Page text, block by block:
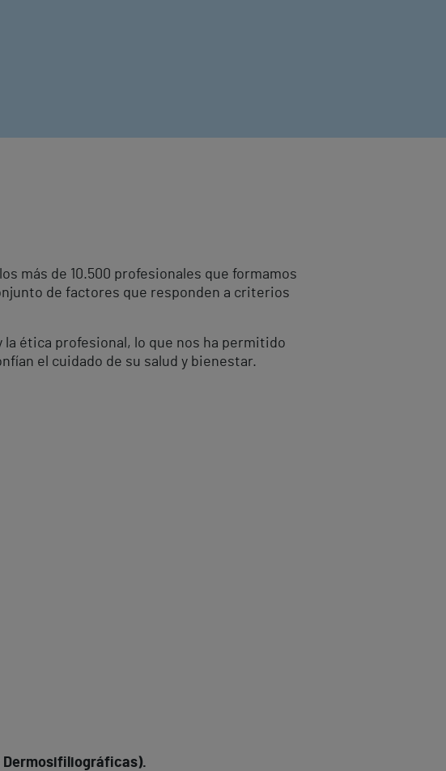
más de 10.500 profesionales que formamos
de factores que responden a criterios
la ética profesional, lo que nos ha permitido
el cuidado de su salud y bienestar.
Dermosifiliográficas).